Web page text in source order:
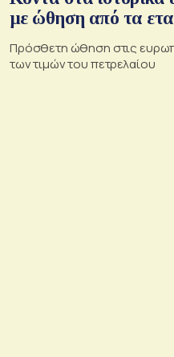
με ώθηση από τα
Πρόσθετη ώθηση στις
των τιμών του πετρελαίου